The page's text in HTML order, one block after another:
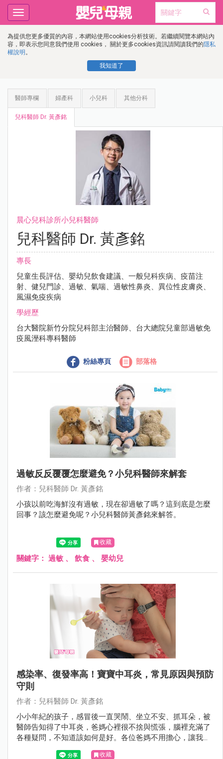
為提供您更多優質的內容，本網站使用cookies分析技術。若繼續閱覽本網站內
容，即表示您同意我們使用 cookies， 關於更多cookies資訊請閱讀我們的隱私
權說明 。
我知道了
Toggle
navigation
醫師專欄 婦產科 小兒科 其他分科
兒科醫師 Dr. 黃彥銘
晨心兒科診所小兒科醫師
兒科醫師 Dr. 黃彥銘
專長
兒童生長評估、嬰幼兒飲食建議、一般兒科疾病、疫苗注
射、健兒門診、過敏、氣喘、過敏性鼻炎、異位性皮膚炎、
風濕免疫疾病
學經歷
台大醫院新竹分院兒科部主治醫師、台大總院兒童部過敏免
疫風溼科專科醫師
粉絲專頁 部落格
過敏反反覆覆怎麼避免？小兒科醫師來解套
作者：兒科醫師 Dr. 黃彥銘
小孩以前吃海鮮沒有過敏，現在卻過敏了嗎？這到底是怎麼
回事？該怎麼避免呢？小兒科醫師黃彥銘來解答。
收藏
關鍵字： 過敏 、 飲食 、 嬰幼兒
感染率、復發率高！寶寶中耳炎，常見原因與預防
守則
作者：兒科醫師 Dr. 黃彥銘
小小年紀的孩子，感冒後一直哭鬧、坐立不安、抓耳朵，被
醫師告知得了中耳炎，爸媽心裡很不捨與慌張，腦裡充滿了
各種疑問，不知道該如何是好。各位爸媽不用擔心，讓我們
一起來了解中耳炎，並且知道該怎麼好好幫助寶寶。
收藏